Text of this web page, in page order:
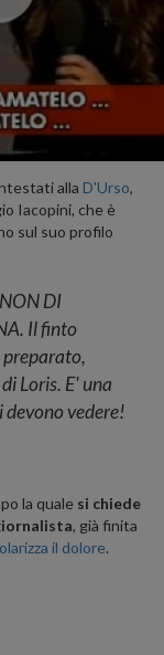
alla D'Urso,
Iacopini, che è
sul suo profilo
DI
Il finto
Loris. E' una
vedere!
la quale si chiede
, già finita
il dolore.